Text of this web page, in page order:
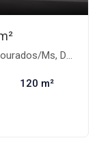
Dourados-MS
120 m²